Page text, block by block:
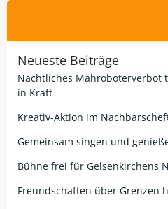
Neueste Beiträge
Nächtliches Mähroboterverbot
in Kraft
Kreativ-Aktion im
Gemeinsam singen und
Bühne frei für Gelsenkirchens
Freundschaften über Grenzen